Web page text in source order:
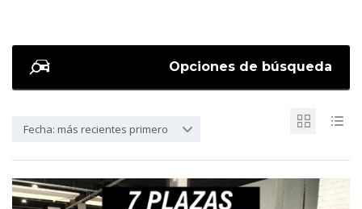
Opciones de búsqueda
Fecha: más recientes primero